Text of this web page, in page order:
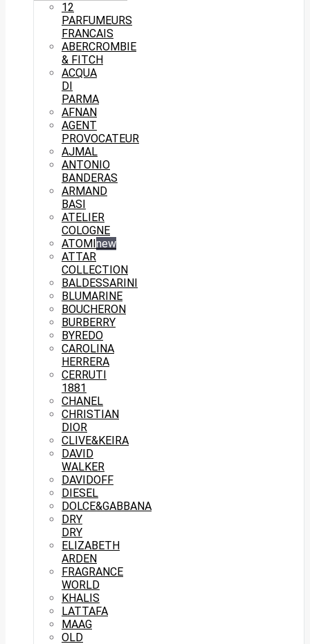
12
PARFUMEURS
FRANCAIS
ABERCROMBIE
& FITCH
ACQUA
DI
PARMA
AFNAN
AGENT
PROVOCATEUR
AJMAL
ANTONIO
BANDERAS
ARMAND
BASI
ATELIER
COLOGNE
ATOMI new
ATTAR
COLLECTION
BALDESSARINI
BLUMARINE
BOUCHERON
BURBERRY
BYREDO
CAROLINA
HERRERA
CERRUTI
1881
CHANEL
CHRISTIAN
DIOR
CLIVE&KEIRA
DAVID
WALKER
DAVIDOFF
DIESEL
DOLCE&GABBANA
DRY
DRY
ELIZABETH
ARDEN
FRAGRANCE
WORLD
KHALIS
LATTAFA
MAAG
OLD